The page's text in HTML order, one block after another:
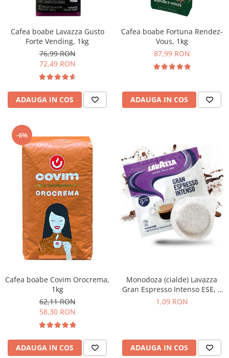
Cafea boabe Lavazza Gusto
Forte Vending, 1kg
76,99 RON
72,49 RON
ADAUGA IN COS
Cafea boabe Fortuna Rendez-
Vous, 1kg
87,99 RON
ADAUGA IN COS
-6%
Cafea boabe Covim Orocrema,
1kg
62,11 RON
58,30 RON
ADAUGA IN COS
Monodoza (cialde) Lavazza
Gran Espresso Intenso ESE, 1
buc
1,09 RON
ADAUGA IN COS